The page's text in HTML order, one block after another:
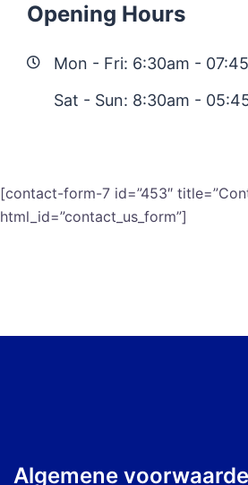
Opening Hours
Mon - Fri: 6:30am -
Sat - Sun: 8:30am -
[contact-form-7 id=”453″
html_id=”contact_us_form”]
Algemene